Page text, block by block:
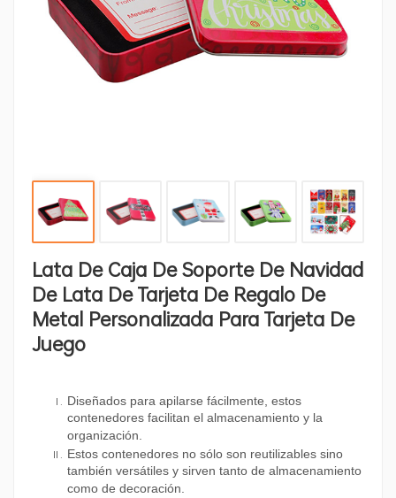
Lata De Caja De Soporte De Navidad
De Lata De Tarjeta De Regalo De
Metal Personalizada Para Tarjeta De
Juego
Diseñados para apilarse fácilmente, estos
contenedores facilitan el almacenamiento y la
organización.
Estos contenedores no sólo son reutilizables sino
también versátiles y sirven tanto de almacenamiento
como de decoración.